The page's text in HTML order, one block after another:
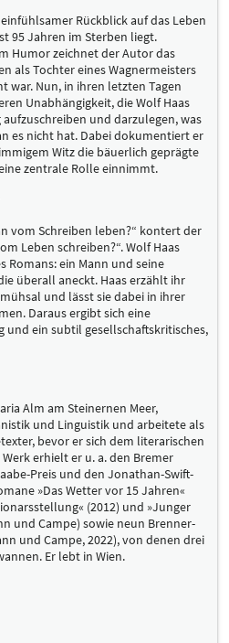
Rückblick auf das Leben
95 Jahren im Sterben liegt.
Humor zeichnet der Autor das
als Tochter eines Wagnermeisters
war. Nun, in ihren letzten Tagen
Unabhängigkeit, die Wolf Haas
und darzulegen, was
es nicht hat. Dabei dokumentiert er
Witz die bäuerlich geprägte
zentrale Rolle einnimmt.
vom Schreiben leben?“ kontert der
Leben schreiben?“. Wolf Haas
Romans: ein Mann und seine
überall aneckt. Haas erzählt ihr
und lässt sie dabei in ihrer
Daraus ergibt sich eine
ein subtil gesellschaftskritisches,
Alm am Steinernen Meer,
und Linguistik und arbeitete als
bevor er sich dem literarischen
erhielt er u. a. den Bremer
Preis und den Jonathan-Swift-
»Das Wetter vor 15 Jahren«
(2012) und »Junger
und Campe) sowie neun Brenner-
und Campe, 2022), von denen drei
Er lebt in Wien.